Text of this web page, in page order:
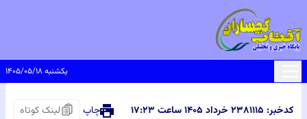
یکشنبه ۱۴۰۵/۰۵/۱۸
کدخبر: ۸۱۱۱۵ ۲۳ خرداد ۱۴۰۵ ساعت ۱۷:۲۳ چاپ لینک کوتاه